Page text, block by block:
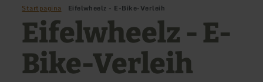
Startpagina Eifelwheelz - E-Bike-Verleih
Eifelwheelz - E-
Bike-Verleih